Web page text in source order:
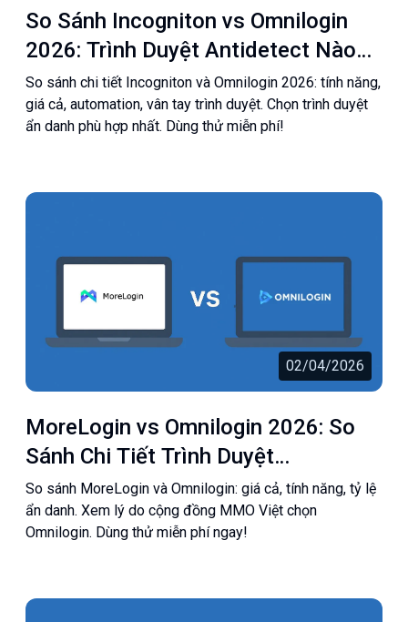
So Sánh Incogniton vs Omnilogin
2026: Trình Duyệt Antidetect Nào
Tốt Hơn?
So sánh chi tiết Incogniton và Omnilogin 2026: tính năng,
giá cả, automation, vân tay trình duyệt. Chọn trình duyệt
ẩn danh phù hợp nhất. Dùng thử miễn phí!
02/04/2026
MoreLogin vs Omnilogin 2026: So
Sánh Chi Tiết Trình Duyệt
Antidetect | Omnilogin
So sánh MoreLogin và Omnilogin: giá cả, tính năng, tỷ lệ
ẩn danh. Xem lý do cộng đồng MMO Việt chọn
Omnilogin. Dùng thử miễn phí ngay!